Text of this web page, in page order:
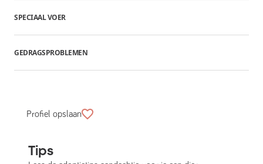
SPECIAAL VOER
GEDRAGSPROBLEMEN
Profiel opslaan
Tips